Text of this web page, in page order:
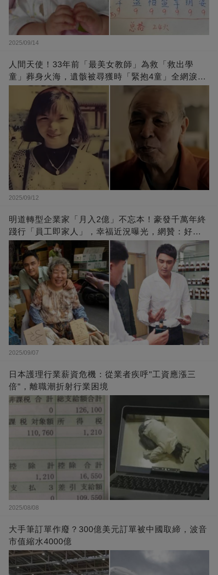
2025/09/14
人間天使！33年前「最美女教師」為救「救出學
童」葬身火海，遺骸被尋獲時「緊抱4童」全網淚
崩：真正的英雄不該被遺忘
2025/09/12
明道轉型企業家「月入2億」不忘本！豪發千萬年終
踐行「員工即家人」，幸福近況曝光，網贊：好老
闆的福報
2025/09/07
日本護理行業薪資危機：從業者疾呼"工資應漲三
倍"，離職潮折射行業困境
2025/08/08
大手筆訂單作廢？300億美元訂單被中國取締，波音
市值縮水4000億